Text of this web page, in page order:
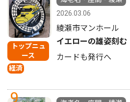
トップニュ
ース
経済
2026.03.06
綾瀬市マンホール
イエローの雄姿刻む
カードも発行へ
9